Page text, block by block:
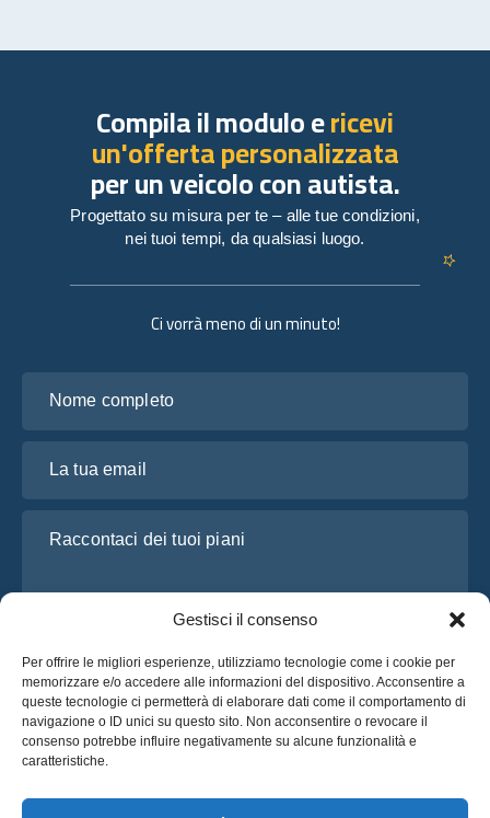
Gestisci il consenso
Per offrire le migliori esperienze, utilizziamo tecnologie come i cookie per
memorizzare e/o accedere alle informazioni del dispositivo. Acconsentire a
queste tecnologie ci permetterà di elaborare dati come il comportamento di
navigazione o ID unici su questo sito. Non acconsentire o revocare il
consenso potrebbe influire negativamente su alcune funzionalità e
caratteristiche.
Ci vorrà meno di un minuto!
Ho letto e accetto l’Informativa sulla privacydi OsaBus
Richiedi un preventivo
Compila il modulo ericevi
un'offerta personalizzata
per un veicolo con autista.
Progettato su misura per te – alle tue condizioni,
nei tuoi tempi, da qualsiasi luogo.